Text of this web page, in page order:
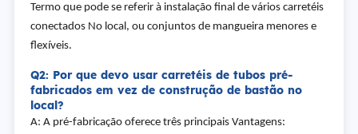
Termo que pode se referir à instalação final de vários carretéis
conectados No local, ou conjuntos de mangueira menores e
flexíveis.
Q2: Por que devo usar carretéis de tubos pré-
fabricados em vez de construção de bastão no
local?
A: A pré-fabricação oferece três principais Vantagens: